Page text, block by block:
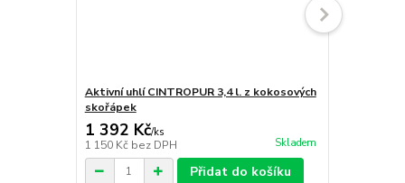
Aktivní uhlí CINTROPUR 3,4 l. z kokosových
skořápek
1 392 Kč/ks
1 150 Kč bez DPH Skladem
Přidat do košíku